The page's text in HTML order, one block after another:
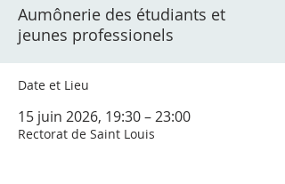
Aumônerie des étudiants et
jeunes professionels
Date et Lieu
15 juin 2026, 19:30 – 23:00
Rectorat de Saint Louis